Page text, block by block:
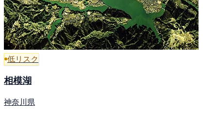
低リスク
相模湖
神奈川県